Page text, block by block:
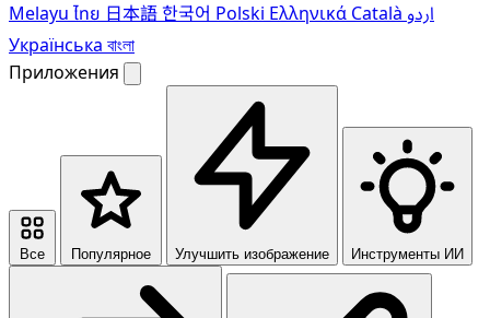
Melayu ไทย 日本語한국어 Polski Ελληνικά Català اردو
Українська বাংলা
Приложения
Все Популярное Улучшить изображение Инструменты ИИ